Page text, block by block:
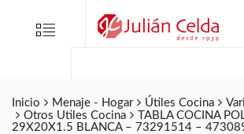
Menu
Inicio Menaje - Hogar Útiles Cocina
Otros Utiles Cocina
TABLA COCINA
29X20X1.5 BLANCA – 73291514 –
Folletos
Contacto